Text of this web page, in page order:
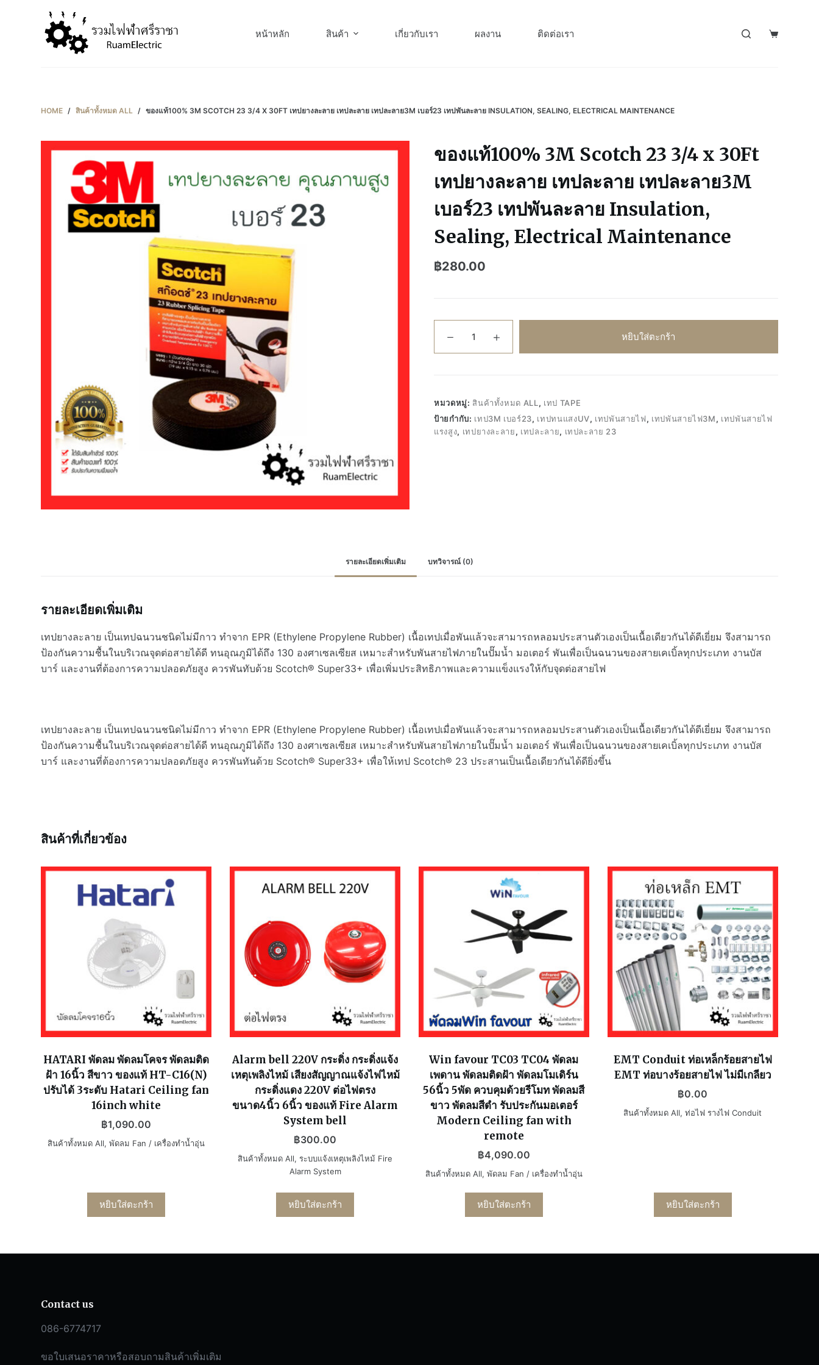
หน้าหลัก สินค้า เกี่ยวกับเรา ผลงาน ติดต่อเรา
HOME / สินค้าทั้งหมด ALL / ของแท้100% 3M SCOTCH 23 3/4 X 30FT เทปยางละลาย เทปละลาย เทปละลาย3M เบอร์23 เทปพันละลาย INSULATION, SEALING, ELECTRICAL MAINTENANCE
ของแท้100% 3M Scotch 23 3/4 x 30Ft
เทปยางละลาย เทปละลาย เทปละลาย3M
เบอร์23 เทปพันละลาย Insulation,
Sealing, Electrical Maintenance
฿280.00
ของ
แท้100%
23
3/4
x
เบอร์23
Sealing,
Electrical
Maintenance
หยิบใส่ตะกร้า
หมวดหมู่: สินค้าทั้งหมด ALL, เทป TAPE
ป้ายกำกับ: เทป3M เบอร์23, เทปทนแสงUV, เทปพันสายไฟ, เทปพันสายไฟ3M, เทปพันสายไฟ
แรงสูง, เทปยางละลาย, เทปละลาย, เทปละลาย 23
รายละเอียดเพิ่มเติม บทวิจารณ์ (0)
รายละเอียดเพิ่มเติม
เทปยางละลาย เป็นเทปฉนวนชนิดไม่มีกาว ทำจาก EPR (Ethylene Propylene Rubber) เนื้อเทปเมื่อพันแล้วจะสามารถหลอมประสานตัวเองเป็นเนื้อเดียวกันได้ดีเยี่ยม จึงสามารถ
ป้องกันความชื้นในบริเวณจุดต่อสายได้ดี ทนอุณภูมิได้ถึง 130 องศาเซลเซียส เหมาะสำหรับพันสายไฟภายในปั๊มน้ำ มอเตอร์ พันเพื่อเป็นฉนวนของสายเคเบิ้ลทุกประเภท งานบัส
บาร์ และงานที่ต้องการความปลอดภัยสูง ควรพันทับด้วย Scotch® Super33+ เพื่อเพิ่มประสิทธิภาพและความแข็งแรงให้กับจุดต่อสายไฟ
เทปยางละลาย เป็นเทปฉนวนชนิดไม่มีกาว ทำจาก EPR (Ethylene Propylene Rubber) เนื้อเทปเมื่อพันแล้วจะสามารถหลอมประสานตัวเองเป็นเนื้อเดียวกันได้ดีเยี่ยม จึงสามารถ
ป้องกันความชื้นในบริเวณจุดต่อสายได้ดี ทนอุณภูมิได้ถึง 130 องศาเซลเซียส เหมาะสำหรับพันสายไฟภายในปั๊มน้ำ มอเตอร์ พันเพื่อเป็นฉนวนของสายเคเบิ้ลทุกประเภท งานบัส
บาร์ และงานที่ต้องการความปลอดภัยสูง ควรพันทันด้วย Scotch® Super33+ เพื่อให้เทป Scotch® 23 ประสานเป็นเนื้อเดียวกันได้ดียิ่งขึ้น
สินค้าที่เกี่ยวข้อง
HATARI พัดลม พัดลมโคจร พัดลมติด
ฝ้า 16นิ้ว สีขาว ของแท้ HT-C16(N)
ปรับได้ 3ระดับ Hatari Ceiling fan
16inch white
฿1,090.00
สินค้าทั้งหมด All,พัดลม Fan / เครื่องทำน้ำอุ่น
หยิบใส่ตะกร้า
Alarm bell 220V กระดิ่ง กระดิ่งแจ้ง
เหตุเพลิงไหม้ เสียงสัญญาณแจ้งไฟไหม้
กระดิ่งแดง 220V ต่อไฟตรง
ขนาด4นิ้ว 6นิ้ว ของแท้ Fire Alarm
System bell
฿300.00
สินค้าทั้งหมด All,ระบบแจ้งเหตุเพลิงไหม้ Fire
Alarm System
หยิบใส่ตะกร้า
Win favour TC03 TC04 พัดลม
เพดาน พัดลมติดฝ้า พัดลมโมเดิร์น
56นิ้ว 5พัด ควบคุมด้วยรีโมท พัดลมสี
ขาว พัดลมสีดำ รับประกันมอเตอร์
Modern Ceiling fan with
remote
฿4,090.00
สินค้าทั้งหมด All, พัดลม Fan / เครื่องทำน้ำอุ่น
หยิบใส่ตะกร้า
EMT Conduit ท่อเหล็กร้อยสายไฟ
EMT ท่อบางร้อยสายไฟ ไม่มีเกลียว
฿0.00
สินค้าทั้งหมด All,ท่อไฟ รางไฟ Conduit
หยิบใส่ตะกร้า
Contact us
086-6774717
ขอใบเสนอราคาหรือสอบถามสินค้าเพิ่มเติม